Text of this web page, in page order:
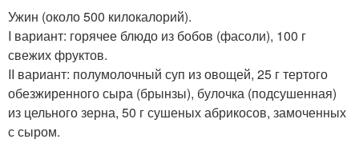
Ужин (около 500 килокалорий).
I вариант: горячее блюдо из бобов (фасоли), 100 г
свежих фруктов.
II вариант: полумолочный суп из овощей, 25 г тертого
обезжиренного сыра (брынзы), булочка (подсушенная)
из цельного зерна, 50 г сушеных абрикосов, замоченных
с сыром.